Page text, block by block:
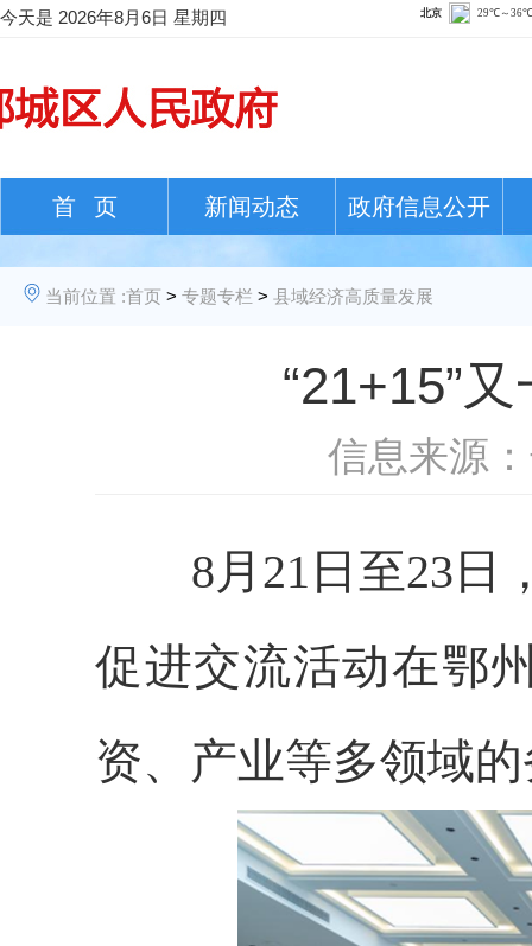
今天是 2026年8月6日 星期四
首 页 新闻动态 政府信息公开
当前位置 :首页 > 专题专栏 > 县域经济高质量发展
“21+15”
信息来源
8月21日至23日
促进交流活动在鄂
资、产业等多领域